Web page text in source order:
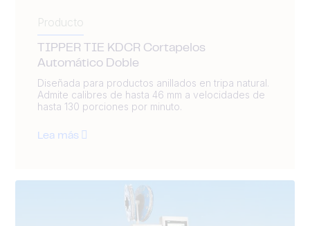
Producto
TIPPER TIE KDCR Cortapelos
Automático Doble
Diseñada para productos anillados en tripa natural.
Admite calibres de hasta 46 mm a velocidades de
hasta 130 porciones por minuto.
Lea más